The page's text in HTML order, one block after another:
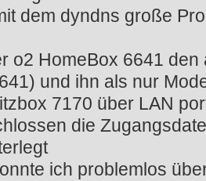
dem dyndns große
o2 HomeBox 6641
und ihn als nur
7170 über LAN
die
ich problemlos